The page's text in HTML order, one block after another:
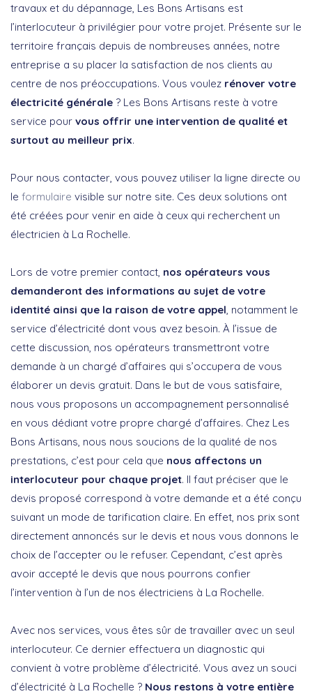
travaux et du dépannage, Les Bons Artisans est
l’interlocuteur à privilégier pour votre projet. Présente sur le
territoire français depuis de nombreuses années, notre
entreprise a su placer la satisfaction de nos clients au
centre de nos préoccupations. Vous voulez rénover votre
électricité générale ? Les Bons Artisans reste à votre
service pour vous offrir une intervention de qualité et
surtout au meilleur prix.
Pour nous contacter, vous pouvez utiliser la ligne directe ou
le formulaire visible sur notre site. Ces deux solutions ont
été créées pour venir en aide à ceux qui recherchent un
électricien à La Rochelle.
Lors de votre premier contact, nos opérateurs vous
demanderont des informations au sujet de votre
identité ainsi que la raison de votre appel , notamment le
service d’électricité dont vous avez besoin. À l’issue de
cette discussion, nos opérateurs transmettront votre
demande à un chargé d’affaires qui s’occupera de vous
élaborer un devis gratuit. Dans le but de vous satisfaire,
nous vous proposons un accompagnement personnalisé
en vous dédiant votre propre chargé d’affaires. Chez Les
Bons Artisans, nous nous soucions de la qualité de nos
prestations, c’est pour cela que nous affectons un
interlocuteur pour chaque projet. Il faut préciser que le
devis proposé correspond à votre demande et a été conçu
suivant un mode de tarification claire. En effet, nos prix sont
directement annoncés sur le devis et nous vous donnons le
choix de l’accepter ou le refuser. Cependant, c’est après
avoir accepté le devis que nous pourrons confier
l’intervention à l’un de nos électriciens à La Rochelle.
Avec nos services, vous êtes sûr de travailler avec un seul
interlocuteur. Ce dernier effectuera un diagnostic qui
convient à votre problème d’électricité. Vous avez un souci
d’électricité à La Rochelle ? Nous restons à votre entière